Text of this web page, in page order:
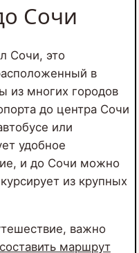
Сочи
Сочи, это
в
из многих городов
до центра Сочи
или
удобное
и до Сочи можно
из крупных
важно
составить маршрут